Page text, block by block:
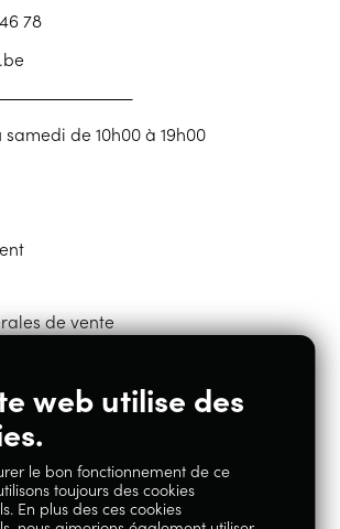
78
de 10h00 à 19h00
de vente
Facebook
web utilise des
le bon fonctionnement de ce
toujours des cookies
En plus des ces cookies